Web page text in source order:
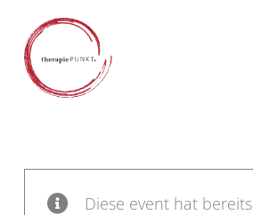
Inhalt
springen
Diese event hat bereits